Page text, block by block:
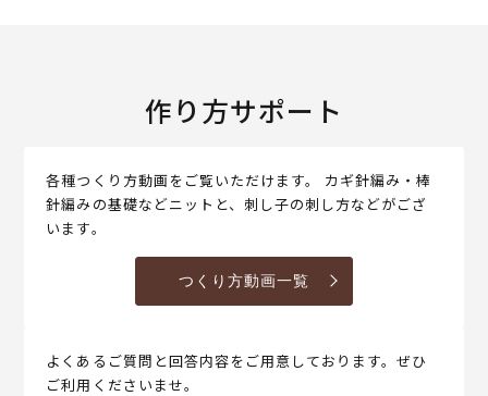
作り方サポート
各種つくり方動画をご覧いただけます。 カギ針編み・棒
針編みの基礎などニットと、刺し子の刺し方などがござ
います。
つくり方動画一覧
よくあるご質問と回答内容をご用意しております。ぜひ
ご利用くださいませ。